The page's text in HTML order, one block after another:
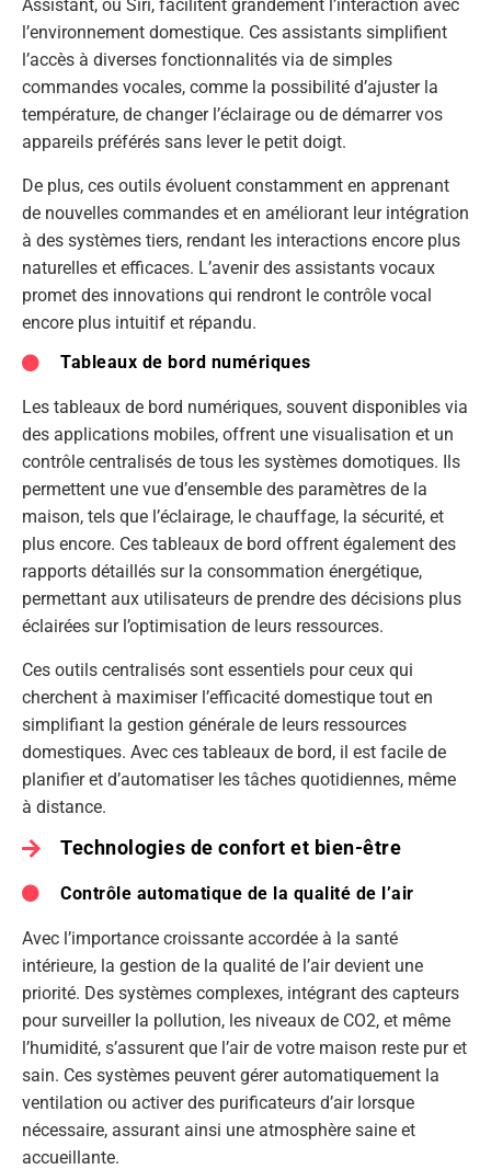
Assistant, ou Siri, facilitent grandement l’interaction avec
l’environnement domestique. Ces assistants simplifient
l’accès à diverses fonctionnalités via de simples
commandes vocales, comme la possibilité d’ajuster la
température, de changer l’éclairage ou de démarrer vos
appareils préférés sans lever le petit doigt.
De plus, ces outils évoluent constamment en apprenant
de nouvelles commandes et en améliorant leur intégration
à des systèmes tiers, rendant les interactions encore plus
naturelles et efficaces. L’avenir des assistants vocaux
promet des innovations qui rendront le contrôle vocal
encore plus intuitif et répandu.
Tableaux de bord numériques
Les tableaux de bord numériques, souvent disponibles via
des applications mobiles, offrent une visualisation et un
contrôle centralisés de tous les systèmes domotiques. Ils
permettent une vue d’ensemble des paramètres de la
maison, tels que l’éclairage, le chauffage, la sécurité, et
plus encore. Ces tableaux de bord offrent également des
rapports détaillés sur la consommation énergétique,
permettant aux utilisateurs de prendre des décisions plus
éclairées sur l’optimisation de leurs ressources.
Ces outils centralisés sont essentiels pour ceux qui
cherchent à maximiser l’efficacité domestique tout en
simplifiant la gestion générale de leurs ressources
domestiques. Avec ces tableaux de bord, il est facile de
planifier et d’automatiser les tâches quotidiennes, même
à distance.
Technologies de confort et bien-être
Contrôle automatique de la qualité de l’air
Avec l’importance croissante accordée à la santé
intérieure, la gestion de la qualité de l’air devient une
priorité. Des systèmes complexes, intégrant des capteurs
pour surveiller la pollution, les niveaux de CO2, et même
l’humidité, s’assurent que l’air de votre maison reste pur et
sain. Ces systèmes peuvent gérer automatiquement la
ventilation ou activer des purificateurs d’air lorsque
nécessaire, assurant ainsi une atmosphère saine et
accueillante.